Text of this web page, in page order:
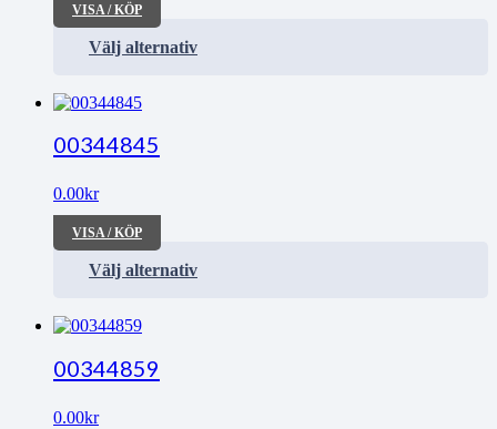
VISA / KÖP
Välj alternativ
00344845
0.00kr
VISA / KÖP
Välj alternativ
00344859
0.00kr